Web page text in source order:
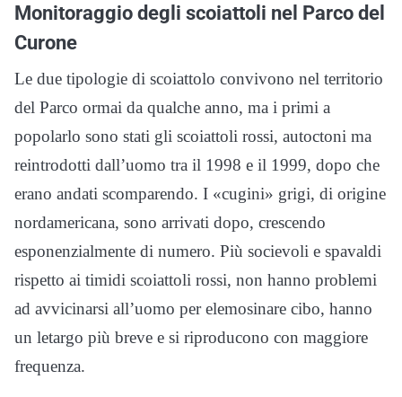
Monitoraggio degli scoiattoli nel Parco del
Curone
Le due tipologie di scoiattolo convivono nel territorio
del Parco ormai da qualche anno, ma i primi a
popolarlo sono stati gli scoiattoli rossi, autoctoni ma
reintrodotti dall’uomo tra il 1998 e il 1999, dopo che
erano andati scomparendo. I «cugini» grigi, di origine
nordamericana, sono arrivati dopo, crescendo
esponenzialmente di numero. Più socievoli e spavaldi
rispetto ai timidi scoiattoli rossi, non hanno problemi
ad avvicinarsi all’uomo per elemosinare cibo, hanno
un letargo più breve e si riproducono con maggiore
frequenza.